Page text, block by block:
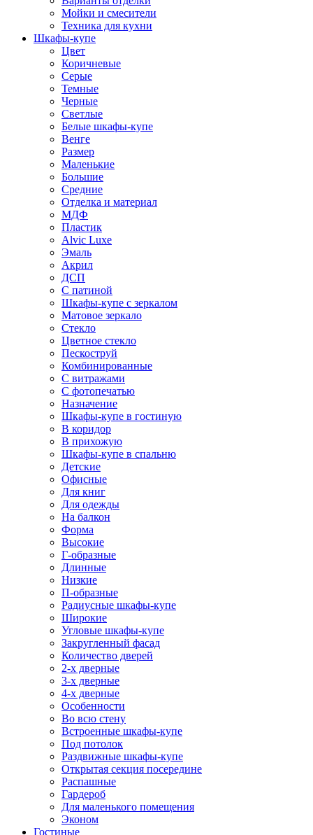
Мойки и смесители
Техника для кухни
Шкафы-купе
Цвет
Коричневые
Серые
Темные
Черные
Светлые
Белые шкафы-купе
Венге
Размер
Маленькие
Большие
Средние
Отделка и материал
МДФ
Пластик
Alvic Luxe
Эмаль
Акрил
ДСП
С патиной
Шкафы-купе с зеркалом
Матовое зеркало
Стекло
Цветное стекло
Пескоструй
Комбинированные
С витражами
С фотопечатью
Назначение
Шкафы-купе в гостиную
В коридор
В прихожую
Шкафы-купе в спальню
Детские
Офисные
Для книг
Для одежды
На балкон
Форма
Высокие
Г-образные
Длинные
Низкие
П-образные
Радиусные шкафы-купе
Широкие
Угловые шкафы-купе
Закругленный фасад
Количество дверей
2-х дверные
3-х дверные
4-х дверные
Особенности
Во всю стену
Встроенные шкафы-купе
Под потолок
Раздвижные шкафы-купе
Открытая секция посередине
Распашные
Гардероб
Для маленького помещения
Эконом
Гостиные